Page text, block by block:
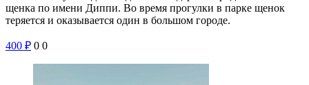
щенка по имени Диппи. Во время прогулки в парке щенок
теряется и оказывается один в большом городе.
400 ₽ 0 0